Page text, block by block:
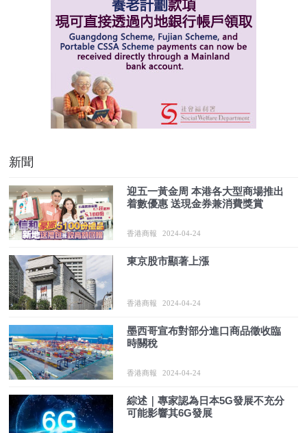
新聞
迎五一黃金周 本港各大型商場推出
着數優惠 送現金券兼消費獎賞
香港商報 2024-04-24
東京股市顯著上漲
香港商報 2024-04-24
墨西哥宣布對部分進口商品徵收臨
時關稅
香港商報 2024-04-24
綜述｜專家認為日本5G發展不充分
可能影響其6G發展